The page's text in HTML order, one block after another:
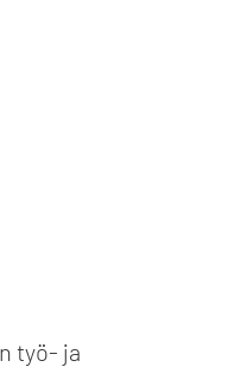
työ- ja